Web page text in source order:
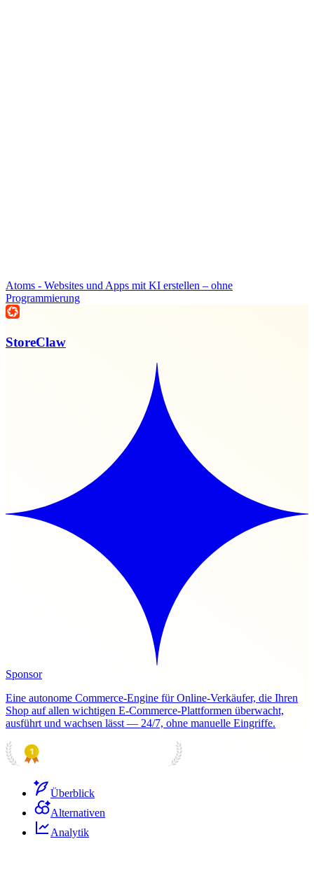
Atoms - Websites und Apps mit KI erstellen – ohne
Programmierung
StoreClaw
Sponsor
Eine autonome Commerce-Engine für Online-Verkäufer, die Ihren
Shop auf allen wichtigen E-Commerce-Plattformen überwacht,
ausführt und wachsen lässt — 24/7, ohne manuelle Eingriffe.
Überblick
Alternativen
Analytik